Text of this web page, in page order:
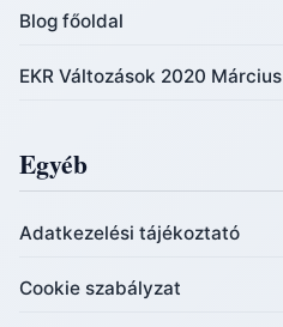
Blog főoldal
EKR Változások 2020 Március
Egyéb
Adatkezelési tájékoztató
Cookie szabályzat